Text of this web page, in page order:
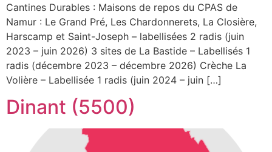
Cantines Durables : Maisons de repos du CPAS de
Namur : Le Grand Pré, Les Chardonnerets, La Closière,
Harscamp et Saint-Joseph – labellisées 2 radis (juin
2023 – juin 2026) 3 sites de La Bastide – Labellisés 1
radis (décembre 2023 – décembre 2026) Crèche La
Volière – Labellisée 1 radis (juin 2024 – juin […]
Dinant (5500)